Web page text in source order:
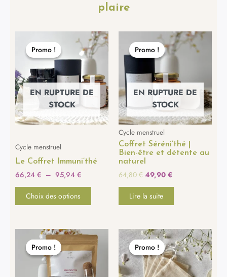
plaire
Promo !
EN RUPTURE DE
STOCK
Promo !
Cycle menstruel
Le Coffret Immuni’thé
66,24 € – 95,94 €
Plage
prix :
66,24 €
à
95,94 €
Choix des options
produit
plusieurs
variations.
Les
options
peuvent
choisies
sur
la
page
produit
Promo !
EN RUPTURE DE
STOCK
Promo !
Cycle menstruel
Coffret Séréni’thé |
Bien-être et détente au
naturel
64,80€
prix
initial
était :
64,80 €.
49,90 €
Le
prix
actuel
49,90 €.
Lire la suite
Promo !
Promo !
Le
prix
initial
était :
83,70 €.
Le
prix
actuel
est :
75,33 €.
Promo !
Promo !
Le
prix
initial
était :
6,90 €.
Le
prix
actuel
est :
4,90 €.